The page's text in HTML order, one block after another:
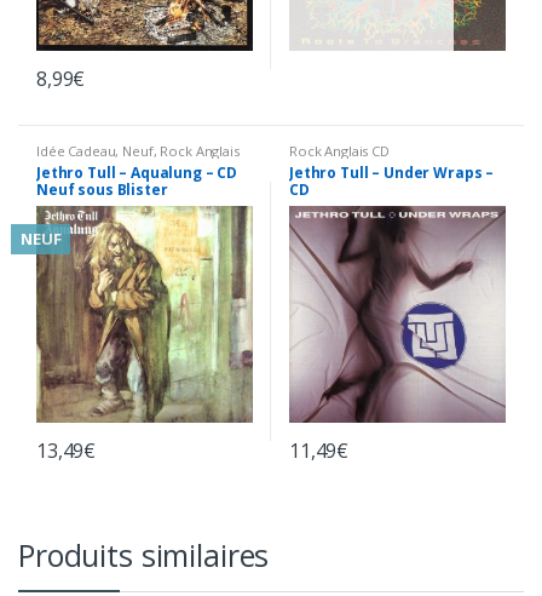
8,99€
Idée Cadeau, Neuf, Rock Anglais
CD
Jethro Tull – Aqualung – CD
Neuf sous Blister
NEUF
13,49€
Rock Anglais CD
Jethro Tull – Under Wraps –
CD
11,49€
Produits similaires